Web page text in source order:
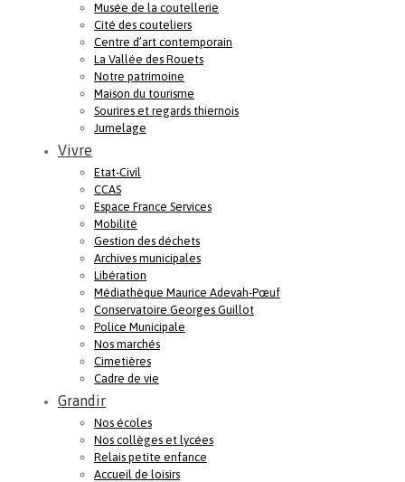
Musée de la coutellerie
Cité des couteliers
Centre d’art contemporain
La Vallée des Rouets
Notre patrimoine
Maison du tourisme
Sourires et regards thiernois
Jumelage
Vivre
Etat-Civil
CCAS
Espace France Services
Mobilité
Gestion des déchets
Archives municipales
Libération
Médiathèque Maurice Adevah-Pœuf
Conservatoire Georges Guillot
Police Municipale
Nos marchés
Cimetières
Cadre de vie
Grandir
Nos écoles
Nos collèges et lycées
Relais petite enfance
Accueil de loisirs